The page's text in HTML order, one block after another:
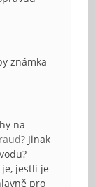
známka
na
Jinak
jestli je
pro